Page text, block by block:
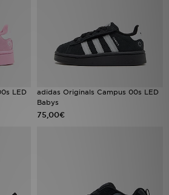
LED
adidas Originals Campus 00s LED
Babys
75,00€